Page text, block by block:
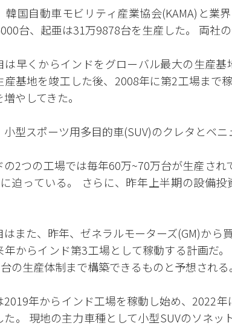
韓国自動車モビリティ産業協会(KAMA)と業
台、起亜は31万9878台を生産した。 両社
は早くからインドをグローバル最大の生産
産基地を竣工した後、2008年に第2工場まで
やしてきた。
小型スポーツ用多目的車(SUV)のクレタとベニ
の2つの工場では毎年60万~70万台が生産さ
迫っている。 さらに、昨年上半期の設備
はまた、昨年、ゼネラルモーターズ(GM)から
年からインド第3工場として稼動する計画だ
の生産体制まで構築できるものと予想される。
2019年からインド工場を稼動し始め、2022
た。 現地の主力車種として小型SUVのソネ